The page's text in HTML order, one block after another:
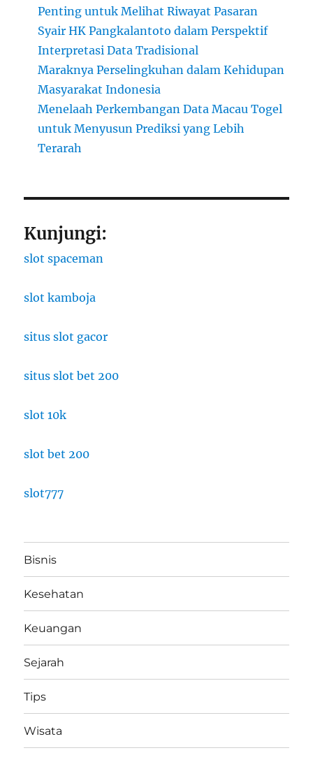
Penting untuk Melihat Riwayat Pasaran
Syair HK Pangkalantoto dalam Perspektif
Interpretasi Data Tradisional
Maraknya Perselingkuhan dalam Kehidupan
Masyarakat Indonesia
Menelaah Perkembangan Data Macau Togel
untuk Menyusun Prediksi yang Lebih
Terarah
Kunjungi:
slot spaceman
slot kamboja
situs slot gacor
situs slot bet 200
slot 10k
slot bet 200
slot777
Bisnis
Kesehatan
Keuangan
Sejarah
Tips
Wisata